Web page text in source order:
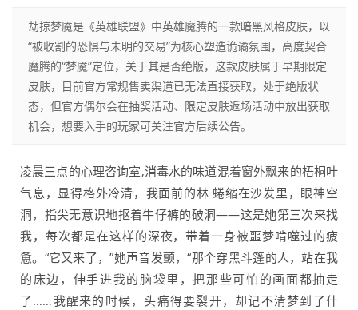
劫掠梦魇是《英雄联盟》中英雄魔腾的一款暗黑风格皮肤，以
“被收割的恐惧与未明的交易”为核心塑造诡谲氛围，高度契合
魔腾的“梦魇”定位，关于其是否绝版，这款皮肤属于早期限定
皮肤，目前官方常规售卖渠道已无法直接获取，处于绝版状
态，但官方偶尔会在抽奖活动、限定皮肤返场活动中放出获取
机会，想要入手的玩家可关注官方后续公告。
凌晨三点的心理咨询室,消毒水的味道混着窗外飘来的梧桐叶
气息，显得格外冷清，我面前的林 蜷缩在沙发里，眼神空
洞，指尖无意识地抠着牛仔裤的破洞——这是她第三次来找
我，每次都是在这样的深夜，带着一身被噩梦啃噬过的疲
惫。“它又来了，”她声音发颤，“那个穿黑斗篷的人，站在我
的床边，伸手进我的脑袋里，把那些可怕的画面都抽走
了……我醒来的时候，头痛得要裂开，却记不清梦到了什